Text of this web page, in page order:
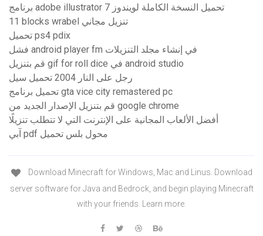
برنامج adobe illustrator تحميل النسخة الكاملة لويندوز 7
11 blocks wrabel تنزيل مجاني
تحميل ps4 pdix
فشل android player fm في إنشاء مجلد التنزيلات
قم بتنزيل gif for roll dice في android studio
رجل على النار 2004 تحميل سيل
تحميل برنامج gta vice city remastered pc
قم بتنزيل الإصدار الجديد من google chrome
أفضل الألعاب المجانية على الإنترنت التي لا تتطلب تنزيلًا
آبي pdf محول بلس تحميل
Download Minecraft for Windows, Mac and Linus. Download
server software for Java and Bedrock, and begin playing Minecraft
with your friends. Learn more.